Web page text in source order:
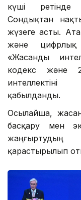
күші ретінде
Сондықтан
жүзеге асты.
және цифрлық
«Жасанды
кодекс және
қабылданды.
Осылайша,
басқару мен
қарастырылып